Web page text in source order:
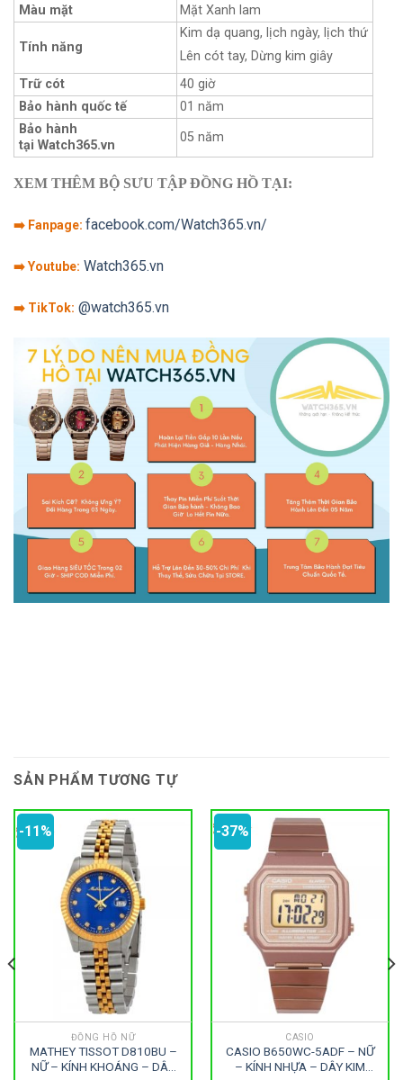
Màu mặt Mặt Xanh lam
Tính năng
Kim dạ quang, lịch ngày, lịch thứ
Lên cót tay, Dừng kim giây
Trữ cót
40 giờ
Bảo hành quốc tế
01 năm
Bảo hành
tại Watch365.vn
05 năm
XEM THÊM BỘ SƯU TẬP ĐỒNG HỒ TẠI:
➡️ Fanpage: facebook.com/Watch365.vn/
➡️ Youtube: Watch365.vn
➡️ TikTok: @watch365.vn
SẢN PHẨM TƯƠNG TỰ
-11%
ĐỒNG HỒ NỮ
MATHEY TISSOT D810BU –
NỮ – KÍNH KHOÁNG – DÂY
-37%
CASIO
CASIO B650WC-5ADF – NỮ
– KÍNH NHỰA – DÂY KIM